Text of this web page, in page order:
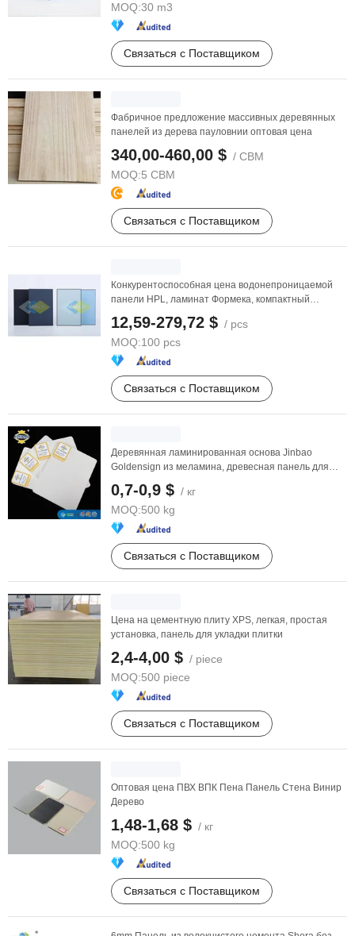
MOQ:30 m3
Связаться с Поставщиком
Фабричное предложение массивных деревянных
панелей из дерева пауловнии оптовая цена
340,00-460,00 $ / CBM
MOQ:5 CBM
Связаться с Поставщиком
Конкурентоспособная цена водонепроницаемой
панели HPL, ламинат Формека, компактный
12,59-279,72 $ / pcs
MOQ:100 pcs
Связаться с Поставщиком
Деревянная ламинированная основа Jinbao
Goldensign из меламина, древесная панель для
аквариума 2mm ...
0,7-0,9 $ / кг
MOQ:500 kg
Связаться с Поставщиком
Цена на цементную плиту XPS, легкая, простая
установка, панель для укладки плитки
2,4-4,00 $ / piece
MOQ:500 piece
Связаться с Поставщиком
Оптовая цена ПВХ ВПК Пена Панель Стена Винир
Дерево
1,48-1,68 $ / кг
MOQ:500 kg
Связаться с Поставщиком